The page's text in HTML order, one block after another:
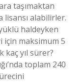
taşımaktan
lisansı alabilirler.
haldeyken
için maksimum 5
kaç yıl sürer?
toplam 240